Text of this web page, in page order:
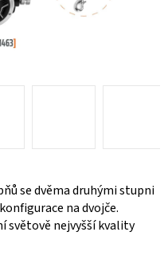
se dvěma druhými stupni
na dvojče.
světově nejvyšší kvality